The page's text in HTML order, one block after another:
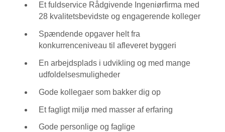
Et fuldservice Rådgivende Ingeniørfirma med
28 kvalitetsbevidste og engagerende kolleger
Spændende opgaver helt fra
konkurrenceniveau til afleveret byggeri
En arbejdsplads i udvikling og med mange
udfoldelsesmuligheder
Gode kollegaer som bakker dig op
Et fagligt miljø med masser af erfaring
Gode personlige og faglige